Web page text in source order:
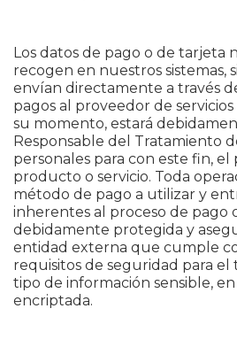
Los datos de pago o de tarjeta
recogen en nuestros sistemas,
envían directamente a través
pagos al proveedor de
su momento, estará
Responsable del Tratamiento
personales para con este fin, el
producto o servicio. Toda
método de pago a utilizar y
inherentes al proceso de pago
debidamente protegida y
entidad externa que cumple
requisitos de seguridad para
tipo de información sensible,
encriptada.